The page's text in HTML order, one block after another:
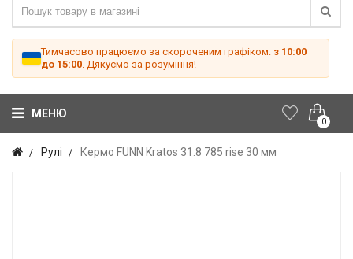
Тимчасово працюємо за скороченим графіком: з 10:00
до 15:00 . Дякуємо за розуміння!
0
МЕНЮ
Рулі Кермо FUNN Kratos 31.8 785 rise 30 мм